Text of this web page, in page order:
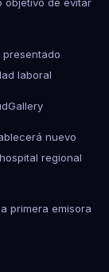
objetivo de evitar
presentado
laboral
Gallery
nuevo
regional
primera emisora